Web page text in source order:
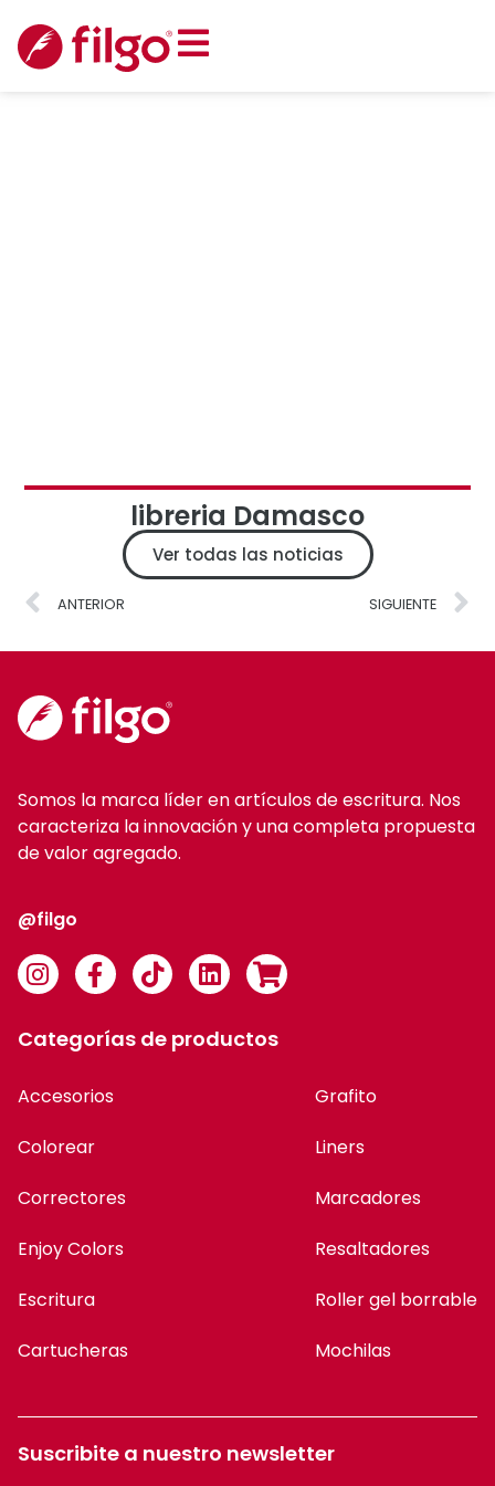
libreria Damasco
Ver todas las noticias
ANTERIOR SIGUIENTE
Somos la marca líder en artículos de escritura. Nos
caracteriza la innovación y una completa propuesta
de valor agregado.
@filgo
Categorías de productos
Accesorios
Colorear
Correctores
Enjoy Colors
Escritura
Cartucheras
Grafito
Liners
Marcadores
Resaltadores
Roller gel borrable
Mochilas
Suscribite a nuestro newsletter